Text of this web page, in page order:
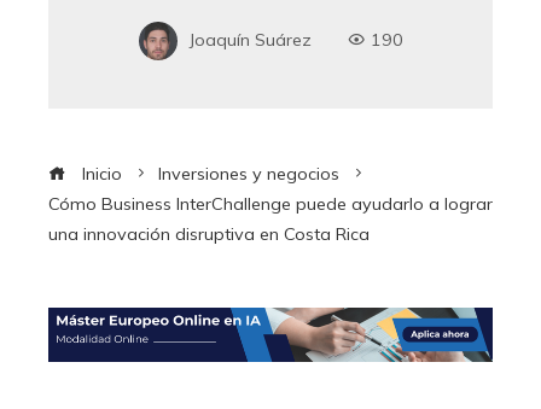
Joaquín Suárez 190
Inicio
Inversiones y negocios
Cómo Business InterChallenge puede ayudarlo a lograr
una innovación disruptiva en Costa Rica